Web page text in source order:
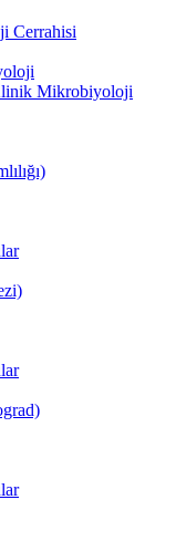
Cerrahisi
Mikrobiyoloji